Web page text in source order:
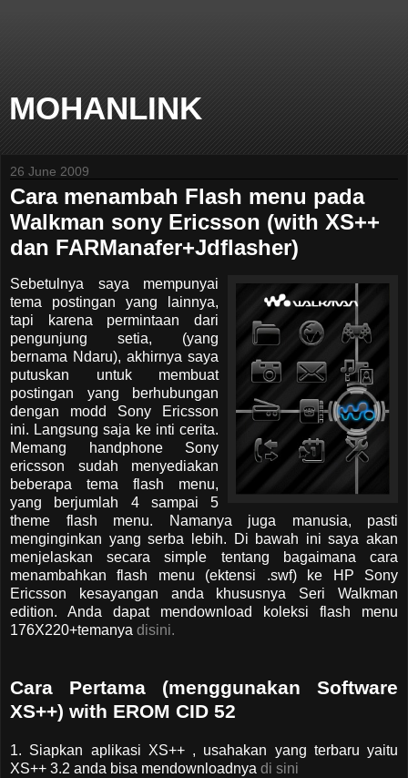
MOHANLINK
26 June 2009
Cara menambah Flash menu pada
Walkman sony Ericsson (with XS++
dan FARManafer+Jdflasher)
Sebetulnya saya mempunyai
tema postingan yang lainnya,
tapi karena permintaan dari
pengunjung setia, (yang
bernama Ndaru), akhirnya saya
putuskan untuk membuat
postingan yang berhubungan
dengan modd Sony Ericsson
ini. Langsung saja ke inti cerita.
Memang handphone Sony
ericsson sudah menyediakan
beberapa tema flash menu,
yang berjumlah 4 sampai 5
theme flash menu. Namanya juga manusia, pasti
menginginkan yang serba lebih. Di bawah ini saya akan
menjelaskan secara simple tentang bagaimana cara
menambahkan flash menu (ektensi .swf) ke HP Sony
Ericsson kesayangan anda khususnya Seri Walkman
edition. Anda dapat mendownload koleksi flash menu
176X220+temanya disini.
Cara Pertama (menggunakan Software
XS++) with EROM CID 52
1. Siapkan aplikasi XS++ , usahakan yang terbaru yaitu
XS++ 3.2 anda bisa mendownloadnya di sini